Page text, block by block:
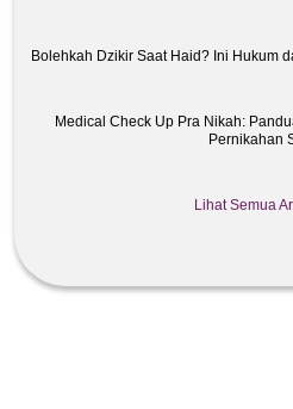
Bolehkah Dzikir Saat Haid? Ini Hukum
Medical Check Up Pra Nikah:
Pernikahan
Lihat Semua